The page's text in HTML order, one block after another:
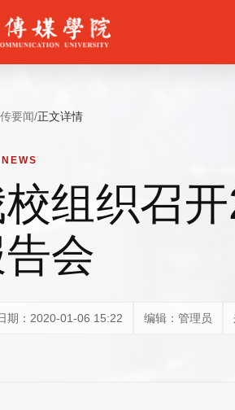
要闻/正文详情
组织召
会
期：2020-01-06 15:22 编辑：管理员